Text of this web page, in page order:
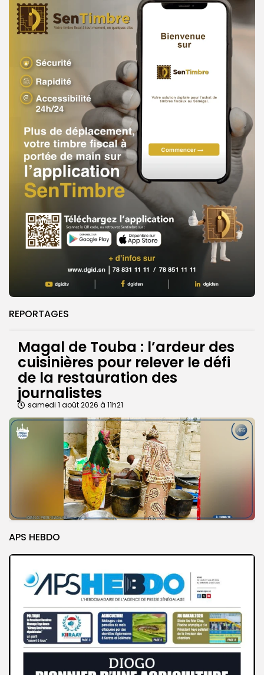
REPORTAGES
Magal de Touba : l’ardeur des
cuisinières pour relever le défi
de la restauration des
journalistes
samedi 1 août 2026 à 11h21
APS HEBDO